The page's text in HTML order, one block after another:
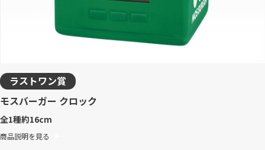
ラストワン賞
モスバーガー クロック
全1種約16cm
商品説明を見る